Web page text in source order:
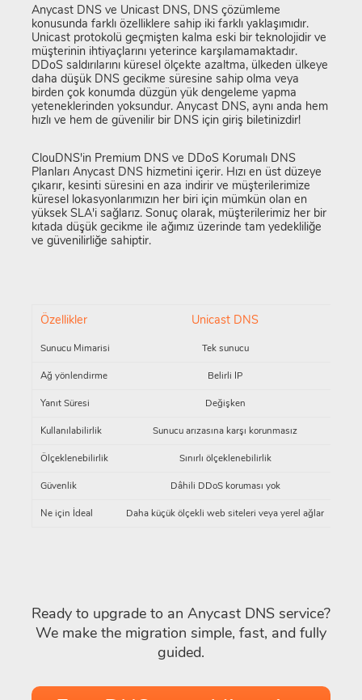
Anycast DNS ve Unicast DNS, DNS çözümleme
konusunda farklı özelliklere sahip iki farklı yaklaşımıdır.
Unicast protokolü geçmişten kalma eski bir teknolojidir ve
müşterinin ihtiyaçlarını yeterince karşılamamaktadır.
DDoS saldırılarını küresel ölçekte azaltma, ülkeden ülkeye
daha düşük DNS gecikme süresine sahip olma veya
birden çok konumda düzgün yük dengeleme yapma
yeteneklerinden yoksundur. Anycast DNS, aynı anda hem
hızlı ve hem de güvenilir bir DNS için giriş biletinizdir!
ClouDNS'in Premium DNS ve DDoS Korumalı DNS
Planları Anycast DNS hizmetini içerir. Hızı en üst düzeye
çıkarır, kesinti süresini en aza indirir ve müşterilerimize
küresel lokasyonlarımızın her biri için mümkün olan en
yüksek SLA'i sağlarız. Sonuç olarak, müşterilerimiz her bir
kıtada düşük gecikme ile ağımız üzerinde tam yedekliliğe
ve güvenilirliğe sahiptir.
Özellikler Unicast DNS
Sunucu Mimarisi Tek sunucu
Ağ yönlendirme Belirli IP
Yanıt Süresi Değişken
Kullanılabilirlik Sunucu arızasına karşı korunmasız
Ölçeklenebilirlik Sınırlı ölçeklenebilirlik
Güvenlik Dâhili DDoS koruması yok
Ne için İdeal Daha küçük ölçekli web siteleri veya yerel ağlar
Ready to upgrade to an Anycast DNS service?
We make the migration simple, fast, and fully
guided.